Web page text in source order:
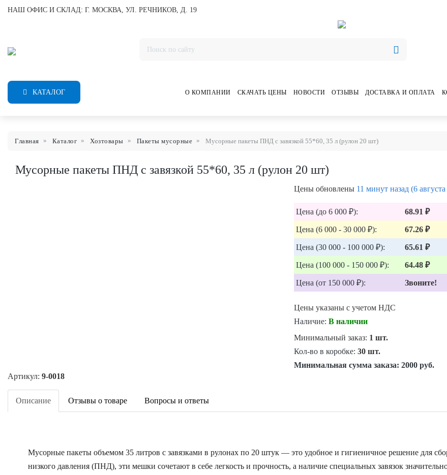
НАШ ОФИС И СКЛАД: Г. МОСКВА, УЛ. РЕЧНИКОВ, Д. 19
КАТАЛОГ О КОМПАНИИ СКАЧАТЬ ЦЕНЫ НОВОСТИ ОТЗЫВЫ ДОСТАВКА И ОПЛАТА
Главная Каталог Хозтовары Пакеты мусорные Мусорные пакеты ПНД с завязкой 55*60, 35 л (рулон 20 шт)
Мусорные пакеты ПНД с завязкой 55*60, 35 л (рулон 20 шт)
Цены обновлены 11 минут назад (6
Цена (до 6 000 ₽): 68.91 ₽
Цена (6 000 - 30 000 ₽): 67.26 ₽
Цена (30 000 - 100 000 ₽): 65.61 ₽
Цена (100 000 - 150 000 ₽): 64.48 ₽
Цена (от 150 000 ₽): Звоните!
Цены указаны с учетом НДС
Наличие: В наличии
Минимальный заказ: 1 шт.
Кол-во в коробке: 30 шт.
Минимальная сумма заказа: 2000 руб.
Артикул: 9-0018
Описание Отзывы о товаре Вопросы и ответы
Мусорные пакеты объемом 35 литров с завязками в рулонах по 20 штук — это удобное и гигиеничное решение для
низкого давления (ПНД), эти мешки сочетают в себе легкость и прочность, а наличие специальных завязок